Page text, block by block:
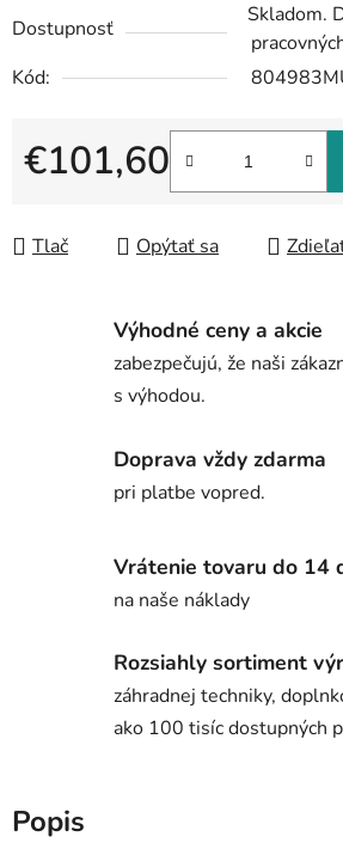
Dostupnosť
Skladom.
Kód:
€101,60
Tlač Opýtať sa
Výhodné ceny a akcie
zabezpečujú, že naši
s výhodou.
Doprava vždy zdarma
pri platbe vopred.
Vrátenie tovaru do 14
na naše náklady
Rozsiahly sortiment
záhradnej techniky,
ako 100 tisíc dostupných
Popis